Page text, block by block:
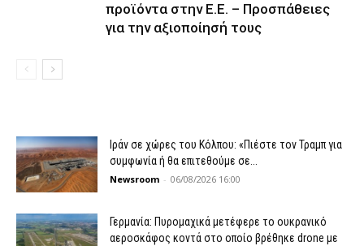
προϊόντα στην Ε.Ε. – Προσπάθειες
για την αξιοποίησή τους
Ιράν σε χώρες του Κόλπου: «Πιέστε τον Τραμπ για
συμφωνία ή θα επιτεθούμε σε...
Newsroom - 06/08/2026 16:00
Γερμανία: Πυρομαχικά μετέφερε το ουκρανικό
αεροσκάφος κοντά στο οποίο βρέθηκε drone με